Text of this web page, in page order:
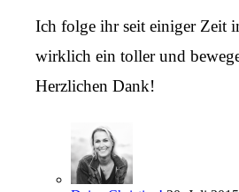
Ich folge ihr seit einiger Zeit
wirklich ein toller und
Herzlichen Dank!